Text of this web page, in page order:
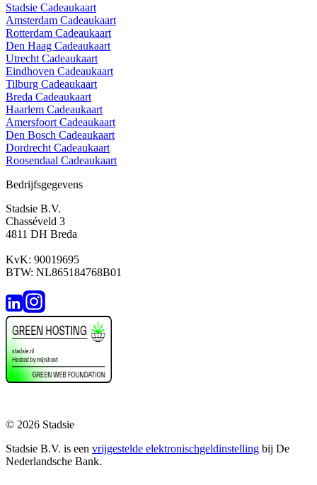
Stadsie Cadeaukaart
Amsterdam Cadeaukaart
Rotterdam Cadeaukaart
Den Haag Cadeaukaart
Utrecht Cadeaukaart
Eindhoven Cadeaukaart
Tilburg Cadeaukaart
Breda Cadeaukaart
Haarlem Cadeaukaart
Amersfoort Cadeaukaart
Den Bosch Cadeaukaart
Dordrecht Cadeaukaart
Roosendaal Cadeaukaart
Bedrijfsgegevens
Stadsie B.V.
Chasséveld 3
4811 DH Breda
KvK: 90019695
BTW: NL865184768B01
© 2026 Stadsie
Stadsie B.V. is een vrijgestelde elektronischgeldinstelling bij De
Nederlandsche Bank.